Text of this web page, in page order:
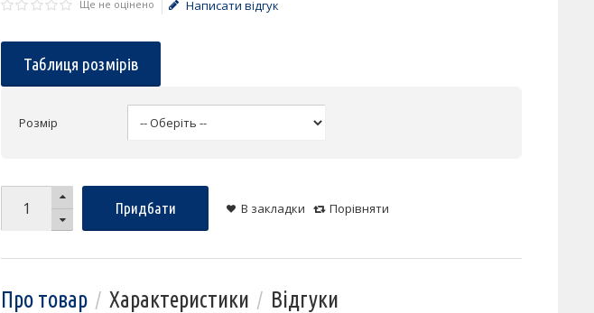
Ще не оцінено Написати відгук
Таблиця розмірів
Розмір
Придбати В закладки Порівняти
Про товар Характеристики Відгуки